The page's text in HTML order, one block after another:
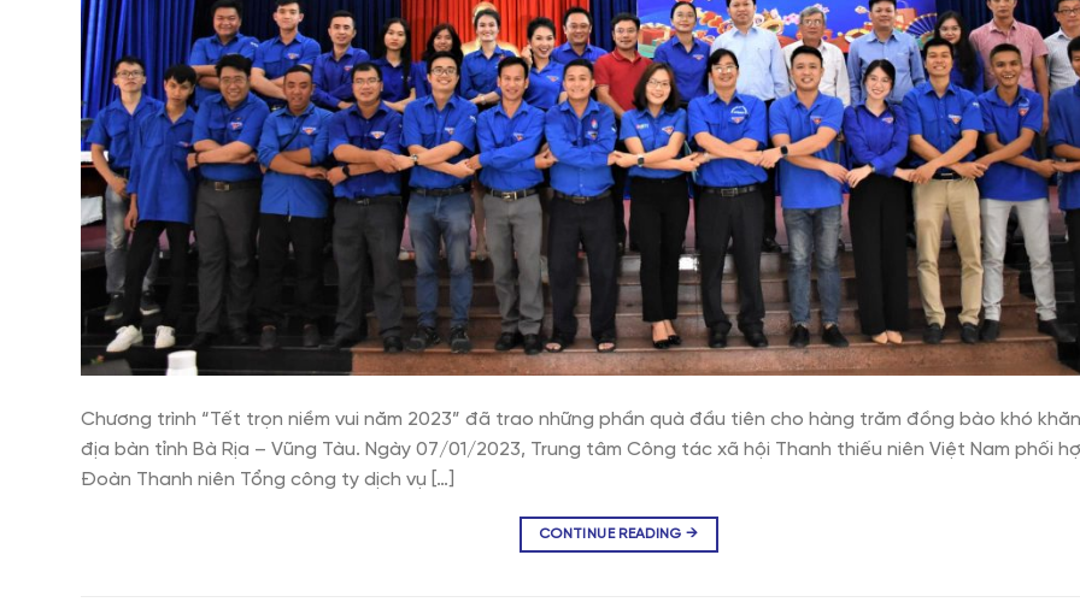
Chương trình “Tết trọn niềm vui năm 2023” đã trao những phần quà đầu tiên cho hàng trăm đồng bào khó
địa bàn tỉnh Bà Rịa – Vũng Tàu. Ngày 07/01/2023, Trung tâm Công tác xã hội Thanh thiếu niên Việt Nam phối
Đoàn Thanh niên Tổng công ty dịch vụ […]
CONTINUE READING→